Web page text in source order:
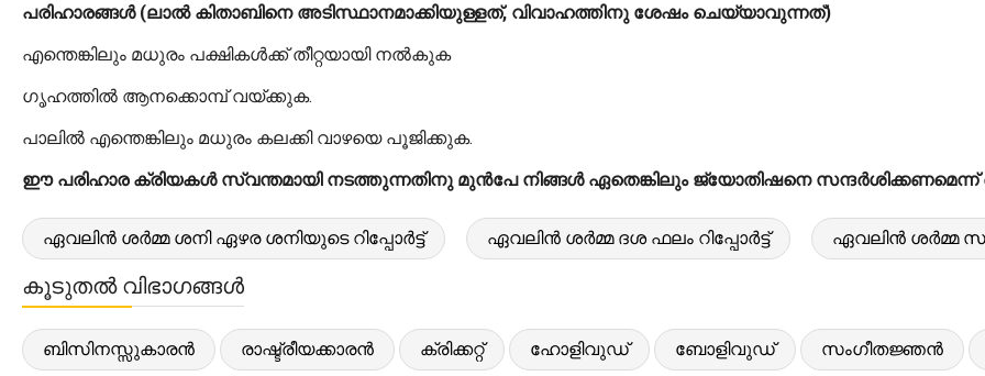
പരിഹാരങ്ങൾ (ലാൽ കിതാബിനെ അടിസ്ഥാനമാക്കിയുള്ളത്, വിവാഹത്തിനു ശേഷം ചെയ്യാവുന്നത്)
എന്തെങ്കിലും മധുരം പക്ഷികൾക്ക് തീറ്റയായി നൽകുക
ഗൃഹത്തിൽ ആനക്കൊമ്പ് വയ്ക്കുക.
പാലിൽ എന്തെങ്കിലും മധുരം കലക്കി വാഴയെ പൂജിക്കുക.
ഈ പരിഹാര ക്രിയകൾ സ്വന്തമായി നടത്തുന്നതിനു മുൻപേ നിങ്ങൾ ഏതെങ്കിലും ജ്യോതിഷനെ സന്ദർശിക്കണമെന്ന്
ഏവലിൻ ശർമ്മ ശനി ഏഴര ശനിയുടെ റിപ്പോർട്ട് ഏവലിൻ ശർമ്മ ദശ ഫലം റിപ്പോർട്ട് ഏവലിൻ ശർമ്മ
കൂടുതൽ വിഭാഗങ്ങൾ
ബിസിനസ്സുകാരൻ രാഷ്ട്രീയക്കാരൻ ക്രിക്കറ്റ് ഹോളിവുഡ് ബോളിവുഡ് സംഗീതജ്ഞൻ